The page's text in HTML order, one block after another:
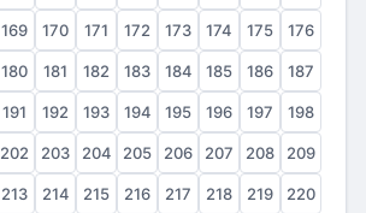
169 170 171 172 173 174 175 176
180 181 182 183 184 185 186 187
191 192 193 194 195 196 197 198
202 203 204 205 206 207 208 209
213 214 215 216 217 218 219 220